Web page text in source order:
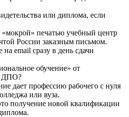
или диплома, если
печатью учебный центр
России заказным письмом.
email сразу в день сдачи
обучение» от
ДПО?
дает профессию рабочего с нуля
или вуза.
получение новой квалификации